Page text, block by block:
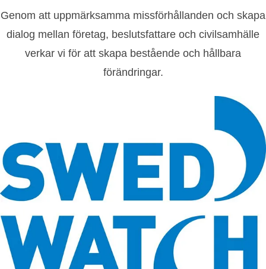
Genom att uppmärksamma missförhållanden och skapa
dialog mellan företag, beslutsfattare och civilsamhälle
verkar vi för att skapa bestående och hållbara
förändringar.